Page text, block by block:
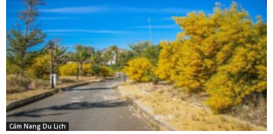
Cẩm Nang Du Lịch